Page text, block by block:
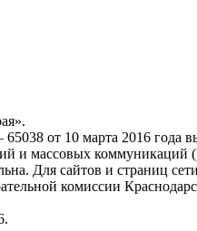
от 10 марта 2016 года
и массовых коммуникаций
Для сайтов и страниц
комиссии